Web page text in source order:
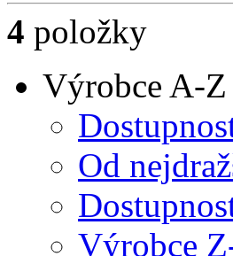
4 položky
Výrobce A-Z
Od
Výrobce